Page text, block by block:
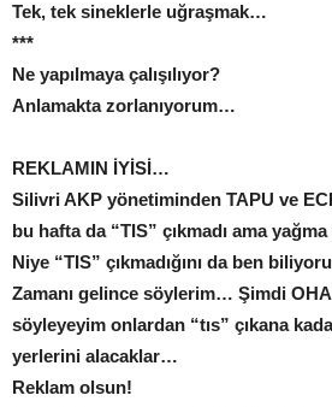
Tek, tek sineklerle uğraşmak…
***
Ne yapılmaya çalışılıyor?
Anlamakta zorlanıyorum…
REKLAMIN İYİSİ…
Silivri AKP yönetiminden TAPU ve
bu hafta da “TIS” çıkmadı ama
Niye “TIS” çıkmadığını da ben
Zamanı gelince söylerim… Şimdi
söyleyeyim onlardan “tıs” çıkana
yerlerini alacaklar…
Reklam olsun!